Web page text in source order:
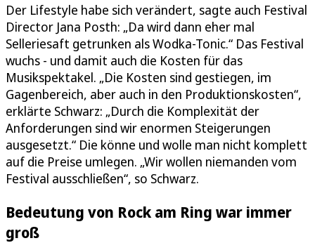
Der Lifestyle habe sich verändert, sagte auch Festival
Director Jana Posth: „Da wird dann eher mal
Selleriesaft getrunken als Wodka-Tonic.“ Das Festival
wuchs - und damit auch die Kosten für das
Musikspektakel. „Die Kosten sind gestiegen, im
Gagenbereich, aber auch in den Produktionskosten“,
erklärte Schwarz: „Durch die Komplexität der
Anforderungen sind wir enormen Steigerungen
ausgesetzt.“ Die könne und wolle man nicht komplett
auf die Preise umlegen. „Wir wollen niemanden vom
Festival ausschließen“, so Schwarz.
Bedeutung von Rock am Ring war immer
groß